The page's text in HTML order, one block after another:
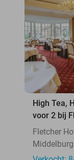
High Tea,
voor 2 bij
Fletcher